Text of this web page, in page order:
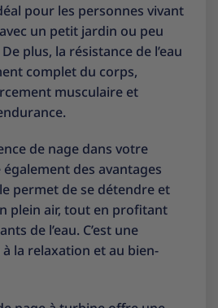
pour les personnes vivant
un petit jardin ou peu
plus, la résistance de l’eau
complet du corps,
musculaire et
de nage dans votre
des avantages
permet de se détendre et
plein air, tout en profitant
de l’eau. C’est une
la relaxation et au bien-